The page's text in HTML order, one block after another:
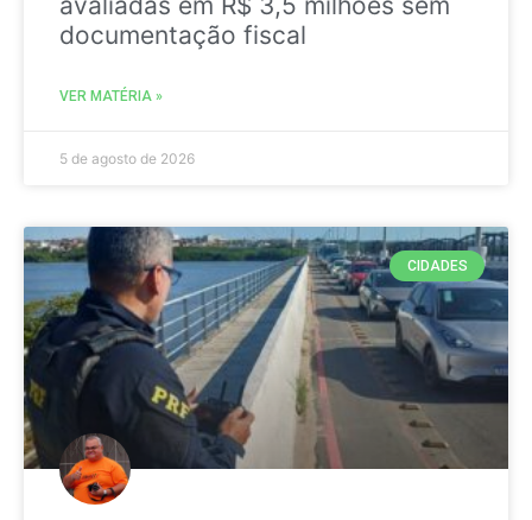
documentação fiscal
VER MATÉRIA »
5 de agosto de 2026
CIDADES